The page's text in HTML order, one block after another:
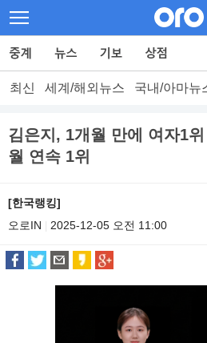
최신 세계/해외뉴스 국내/아마뉴
김은지, 1개월 만에 여자1
월 연속 1위
[한국랭킹]
오로IN
2025-12-05 오전 11:00